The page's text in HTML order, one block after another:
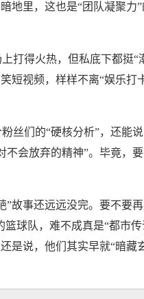
地里，这也是“团队凝聚
打得火热，但私底下都挺
短视频，样样不离“娱乐打
丝们的“硬核分析”，还能
不会放弃的精神”。毕竟，
故事还远远没完。要不要
篮球队，难不成真是“都市
是说，他们其实早就“暗